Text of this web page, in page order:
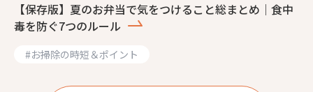
【保存版】夏のお弁当で気をつけること総まとめ｜食中
毒を防ぐ7つのルール
#お掃除の時短＆ポイント